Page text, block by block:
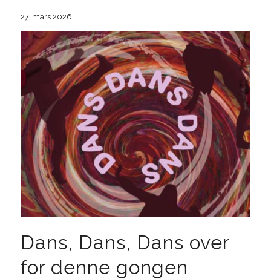
27. mars 2026
Dans, Dans, Dans over
for denne gongen